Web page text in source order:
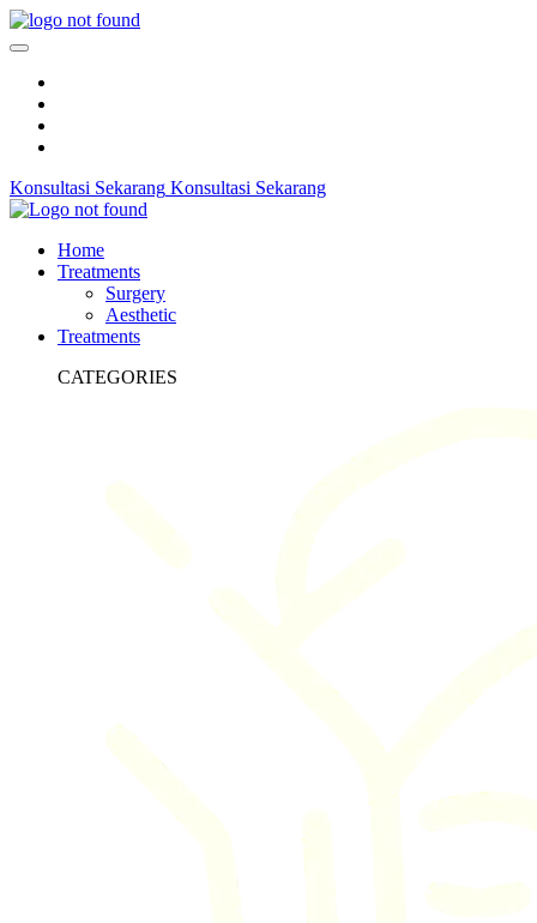
Konsultasi Sekarang Konsultasi Sekarang
Home
Treatments
Surgery
Aesthetic
Treatments
CATEGORIES